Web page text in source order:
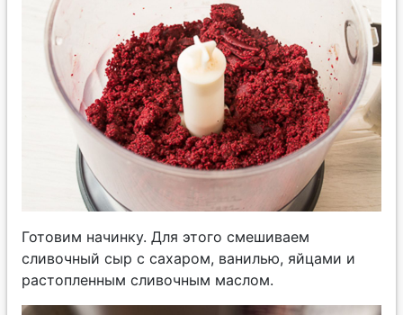
Готовим начинку. Для этого смешиваем
сливочный сыр с сахаром, ванилью, яйцами и
растопленным сливочным маслом.